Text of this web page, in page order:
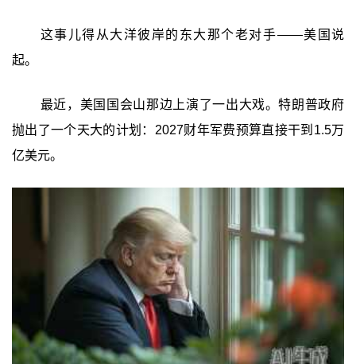
这事儿得从大洋彼岸的东大那个老对手——美国说
起。
最近，美国国会山那边上演了一出大戏。特朗普政府
抛出了一个天大的计划：2027财年军费预算直接干到1.5万
亿美元。